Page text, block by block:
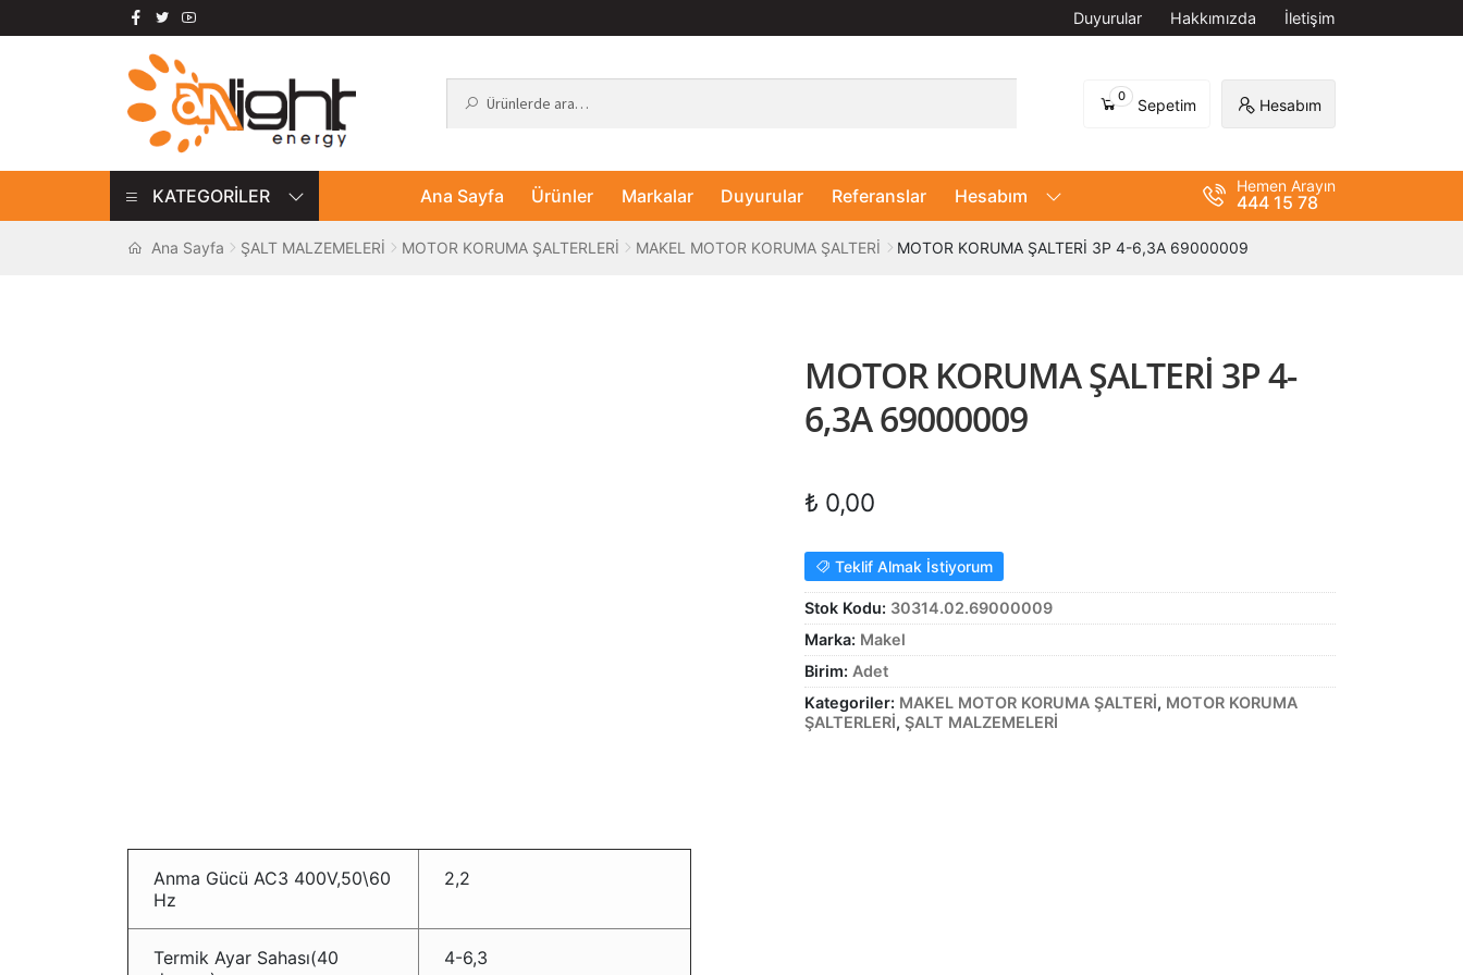
Duyurular Hakkımızda İletişim
Dolaşıma
geç
İçeriğe
geç
0 Sepetim Hesabım
KATEGORİLER Ana Sayfa Ürünler Markalar Duyurular Referanslar Hesabım Hemen Arayın
444 15 78
Ana Sayfa ŞALT MALZEMELERİ MOTOR KORUMA ŞALTERLERİ MAKEL MOTOR KORUMA ŞALTERİ MOTOR KORUMA ŞALTERİ 3P 4-6,3A 69000009
MOTOR KORUMA ŞALTERİ 3P 4-
6,3A 69000009
₺ 0,00
Teklif Almak İstiyorum
Stok Kodu: 30314.02.69000009
Marka: Makel
Birim: Adet
Kategoriler: MAKEL MOTOR KORUMA ŞALTERİ, MOTOR KORUMA
ŞALTERLERİ, ŞALT MALZEMELERİ
Anma Gücü AC3 400V,50\60
Hz
2,2
Termik Ayar Sahası(40
4-6,3